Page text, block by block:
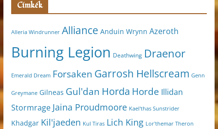
Címkék
Alleria Windrunner Alliance Anduin Wrynn Azeroth
Burning Legion Deathwing Draenor
Emerald Dream Forsaken Garrosh Hellscream Genn
Greymane Gilneas Gul'dan Horda Horde Illidan
Stormrage Jaina Proudmoore Kael'thas Sunstrider
Khadgar Kil'jaeden Kul Tiras Lich King Lor'themar Theron